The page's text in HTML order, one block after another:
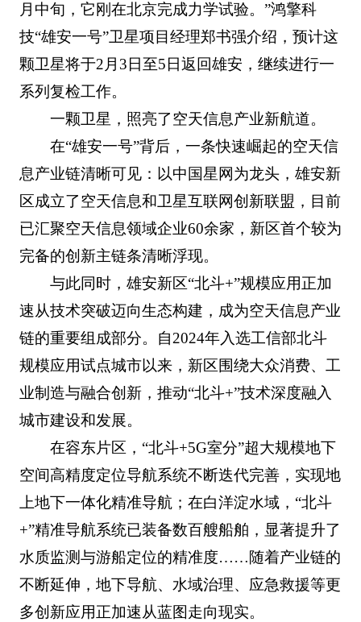
月中旬，它刚在北京完成力学试验。”鸿擎科
技“雄安一号”卫星项目经理郑书强介绍，预计这
颗卫星将于2月3日至5日返回雄安，继续进行一
系列复检工作。
一颗卫星，照亮了空天信息产业新航道。
在“雄安一号”背后，一条快速崛起的空天信
息产业链清晰可见：以中国星网为龙头，雄安新
区成立了空天信息和卫星互联网创新联盟，目前
已汇聚空天信息领域企业60余家，新区首个较为
完备的创新主链条清晰浮现。
与此同时，雄安新区“北斗+”规模应用正加
速从技术突破迈向生态构建，成为空天信息产业
链的重要组成部分。自2024年入选工信部北斗
规模应用试点城市以来，新区围绕大众消费、工
业制造与融合创新，推动“北斗+”技术深度融入
城市建设和发展。
在容东片区，“北斗+5G室分”超大规模地下
空间高精度定位导航系统不断迭代完善，实现地
上地下一体化精准导航；在白洋淀水域，“北斗
+”精准导航系统已装备数百艘船舶，显著提升了
水质监测与游船定位的精准度……随着产业链的
不断延伸，地下导航、水域治理、应急救援等更
多创新应用正加速从蓝图走向现实。